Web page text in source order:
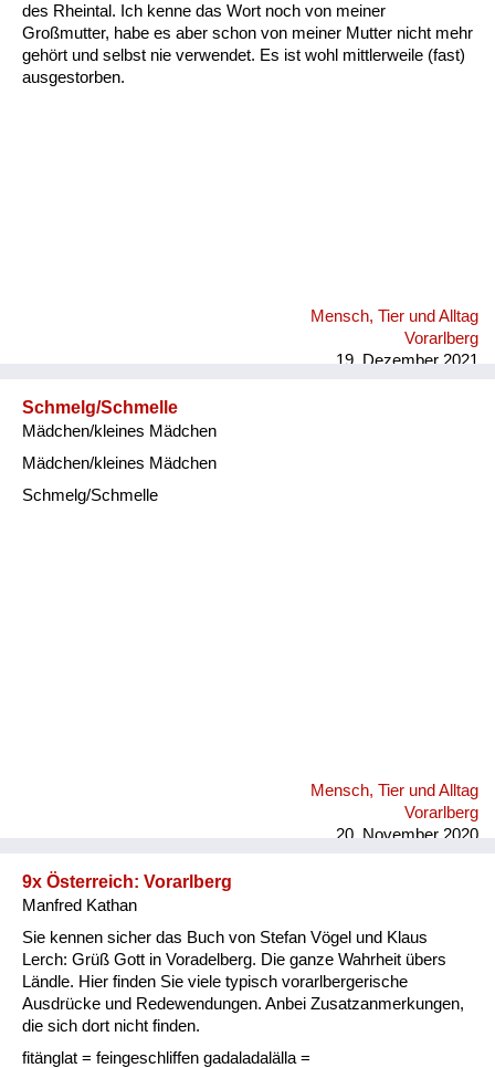
des Rheintal. Ich kenne das Wort noch von meiner
Großmutter, habe es aber schon von meiner Mutter nicht mehr
gehört und selbst nie verwendet. Es ist wohl mittlerweile (fast)
ausgestorben.
Mensch, Tier und Alltag
Vorarlberg
19. Dezember 2021
Schmelg/Schmelle
Mädchen/kleines Mädchen
Mädchen/kleines Mädchen
Schmelg/Schmelle
Mensch, Tier und Alltag
Vorarlberg
20. November 2020
9x Österreich: Vorarlberg
Manfred Kathan
Sie kennen sicher das Buch von Stefan Vögel und Klaus
Lerch: Grüß Gott in Voradelberg. Die ganze Wahrheit übers
Ländle. Hier finden Sie viele typisch vorarlbergerische
Ausdrücke und Redewendungen. Anbei Zusatzanmerkungen,
die sich dort nicht finden.
fitänglat = feingeschliffen gadaladalälla =